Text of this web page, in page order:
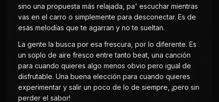
sino una propuesta más relajada, pa' escuchar mientras
vas en el carro o simplemente para desconectar. Es de
esas melodías que te agarran y no te sueltan.
La gente la busca por esa frescura, por lo diferente. Es
un soplo de aire fresco entre tanto beat, una canción
para cuando quieres algo menos obvio pero igual de
disfrutable. Una buena elección para cuando quieres
experimentar y salir un poco de lo de siempre, ¡pero sin
perder el sabor!